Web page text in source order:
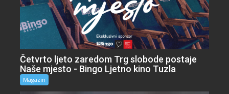
Četvrto ljeto zaredom Trg slobode postaje
Naše mjesto - Bingo Ljetno kino Tuzla
Magazin